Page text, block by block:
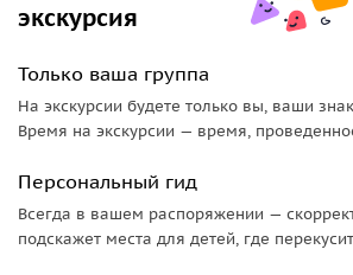
экскурсия
Только ваша группа
На экскурсии будете только вы, ваши
Время на экскурсии — время,
Персональный гид
Всегда в вашем распоряжении —
подскажет места для детей, где